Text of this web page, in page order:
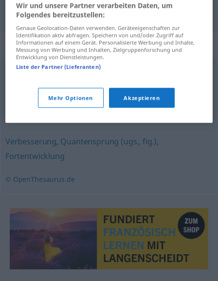
Synonyme für "Fortschritt"
Weiterentwicklung
Verbesserung, Quantensprung (ugs., fig.),
Fortentwicklung
© OpenThesaurus.de
Wir und unsere Partner verarbeiten Daten, um
Folgendes bereitzustellen:
Genaue Geolocation-Daten verwenden. Geräteeigenschaften zur
Identifikation aktiv abfragen. Speichern von und/oder Zugriff auf
Informationen auf einem Gerät. Personalisierte Werbung und Inhalte,
Messung von Werbung und Inhalten, Zielgruppenforschung und
Entwicklung von Dienstleistungen.
Liste der Partner (Lieferanten)
Mehr Optionen Akzeptieren